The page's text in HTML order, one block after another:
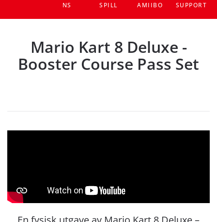
NS
SPILL AMIIBO SUPPORT
Mario Kart 8 Deluxe -
Booster Course Pass Set